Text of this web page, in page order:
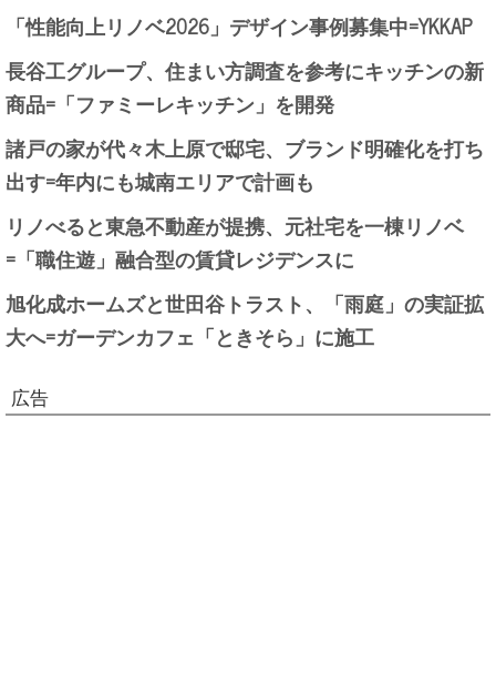
「性能向上リノベ2026」デザイン事例募集中=YKKAP
長谷工グループ、住まい方調査を参考にキッチンの新
商品=「ファミーレキッチン」を開発
諸戸の家が代々木上原で邸宅、ブランド明確化を打ち
出す=年内にも城南エリアで計画も
リノべると東急不動産が提携、元社宅を一棟リノベ
=「職住遊」融合型の賃貸レジデンスに
旭化成ホームズと世田谷トラスト、「雨庭」の実証拡
大へ=ガーデンカフェ「ときそら」に施工
広告